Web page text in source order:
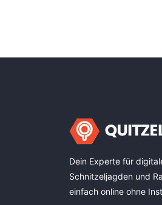
Dein Experte für
Schnitzeljagden und
einfach online ohne